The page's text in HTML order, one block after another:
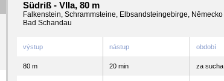
Südriß - VIIa, 80 m
Falkenstein, Schrammsteine, Elbsandsteingebirge, Německo
Bad Schandau
výstup nástup období
80 m 20 min za sucha